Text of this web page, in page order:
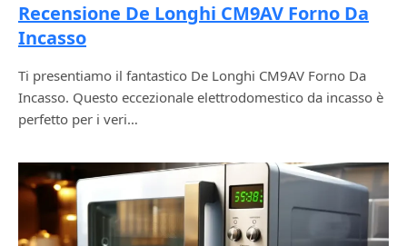
Recensione De Longhi CM9AV Forno Da
Incasso
Ti presentiamo il fantastico De Longhi CM9AV Forno Da
Incasso. Questo eccezionale elettrodomestico da incasso è
perfetto per i veri…